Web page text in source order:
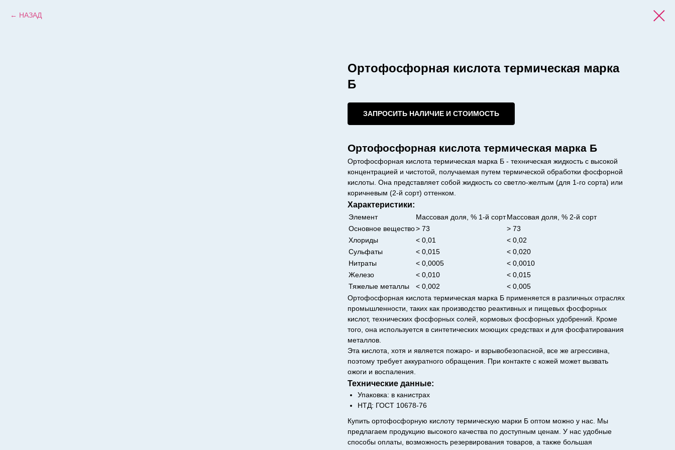
НАЗАД
Ортофосфорная кислота термическая марка
Б
ЗАПРОСИТЬ НАЛИЧИЕ И СТОИМОСТЬ
Ортофосфорная кислота термическая марка Б
Ортофосфорная кислота термическая марка Б - техническая жидкость с высокой
концентрацией и чистотой, получаемая путем термической обработки фосфорной
кислоты. Она представляет собой жидкость со светло-желтым (для 1-го сорта) или
коричневым (2-й сорт) оттенком.
Характеристики:
Элемент Массовая доля, % 1-й сортМассовая доля, % 2-й сорт
Основное вещество> 73
> 73
Хлориды
< 0,01
< 0,02
Сульфаты
< 0,015
< 0,020
Нитраты
< 0,0005
< 0,0010
Железо
< 0,010
< 0,015
Тяжелые металлы
< 0,002
< 0,005
Ортофосфорная кислота термическая марка Б применяется в различных отраслях
промышленности, таких как производство реактивных и пищевых фосфорных
кислот, технических фосфорных солей, кормовых фосфорных удобрений. Кроме
того, она используется в синтетических моющих средствах и для фосфатирования
металлов.
Эта кислота, хотя и является пожаро- и взрывобезопасной, все же агрессивна,
поэтому требует аккуратного обращения. При контакте с кожей может вызвать
ожоги и воспаления.
Технические данные:
Упаковка: в канистрах
НТД: ГОСТ 10678-76
Купить ортофосфорную кислоту термическую марки Б оптом можно у нас. Мы
предлагаем продукцию высокого качества по доступным ценам. У нас удобные
способы оплаты, возможность резервирования товаров, а также большая